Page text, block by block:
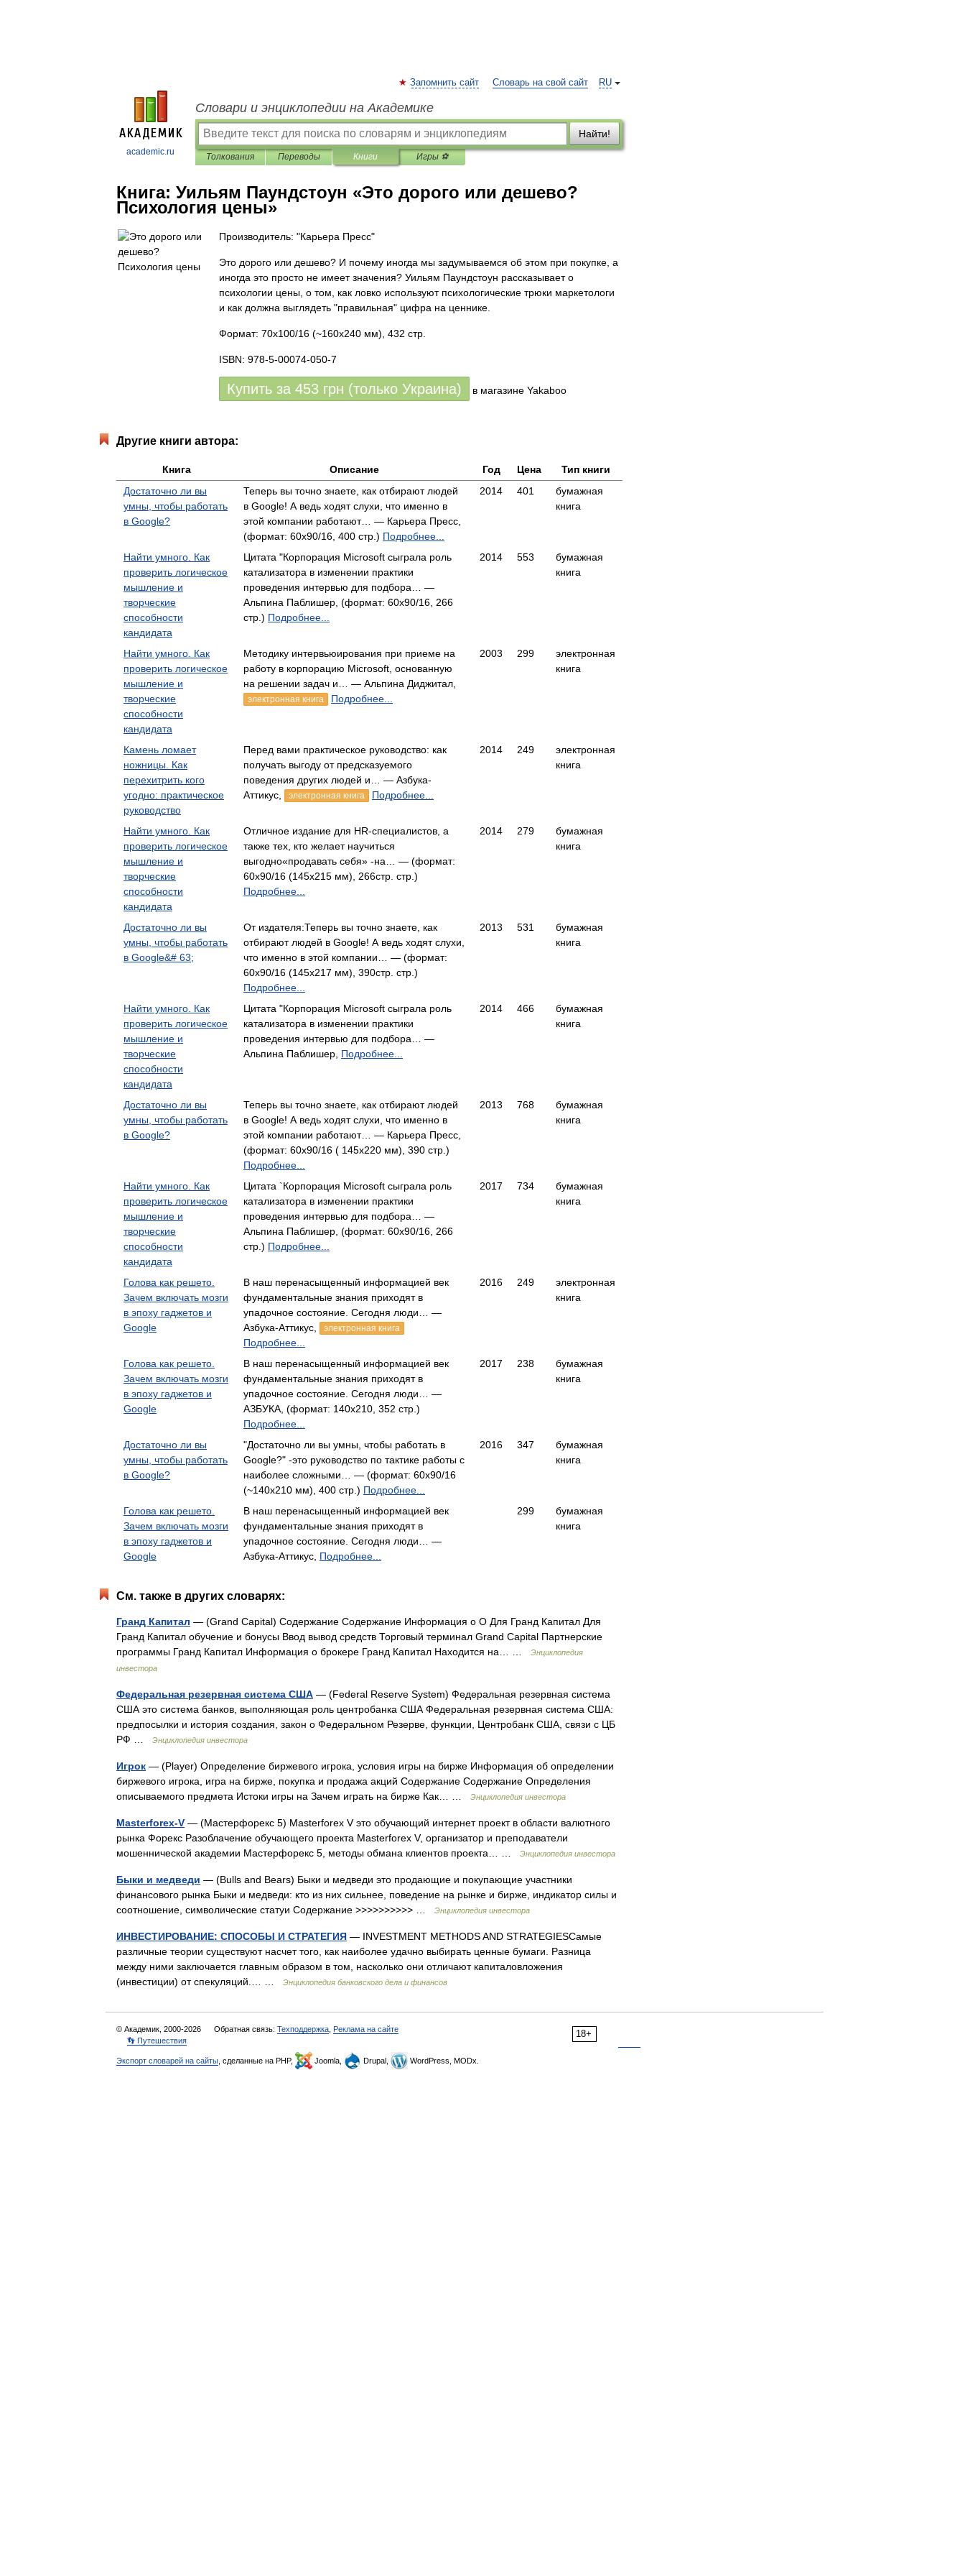
academic.ru
RU
Запомнить сайт Словарь на свой сайт
Словари и энциклопедии на Академике
Найти!
Толкования Переводы Книги Игры ⚽
Книга: Уильям Паундстоун «Это дорого или дешево?
Психология цены»
Производитель: "Карьера Пресс"
Это дорого или дешево? И почему иногда мы задумываемся об этом при покупке, а
иногда это просто не имеет значения? Уильям Паундстоун рассказывает о
психологии цены, о том, как ловко используют психологические трюки маркетологи
и как должна выглядеть "правильная" цифра на ценнике.
Формат: 70х100/16 (~160х240 мм), 432 стр.
ISBN: 978-5-00074-050-7
Купить за 453 грн (только Украина) в магазине Yakaboo
Другие книги автора:
Книга Описание Год Цена
Тип книги
Достаточно ли вы
умны, чтобы работать
в Google?
Теперь вы точно знаете, как отбирают людей
в Google! А ведь ходят слухи, что именно в
этой компании работают… — Карьера Пресс,
(формат: 60x90/16, 400 стр.) Подробнее...
2014 401
бумажная
книга
Найти умного. Как
проверить логическое
мышление и
творческие
способности
кандидата
Цитата "Корпорация Microsoft сыграла роль
катализатора в изменении практики
проведения интервью для подбора… —
Альпина Паблишер, (формат: 60x90/16, 266
стр.) Подробнее...
2014 553
бумажная
книга
Найти умного. Как
проверить логическое
мышление и
творческие
способности
кандидата
Методику интервьюирования при приеме на
работу в корпорацию Microsoft, основанную
на решении задач и… — Альпина Диджитал,
электронная книга Подробнее...
2003 299
электронная
книга
Камень ломает
ножницы. Как
перехитрить кого
угодно: практическое
руководство
Перед вами практическое руководство: как
получать выгоду от предсказуемого
поведения других людей и… — Азбука-
Аттикус,
электронная книга Подробнее...
2014 249
электронная
книга
Найти умного. Как
проверить логическое
мышление и
творческие
способности
кандидата
Отличное издание для HR-специалистов, а
также тех, кто желает научиться
выгодно«продавать себя» -на… — (формат:
60x90/16 (145х215 мм), 266стр. стр.)
Подробнее...
2014 279
бумажная
книга
Достаточно ли вы
умны, чтобы работать
в Google&# 63;
От издателя:Теперь вы точно знаете, как
отбирают людей в Google! А ведь ходят слухи,
что именно в этой компании… — (формат:
60x90/16 (145х217 мм), 390стр. стр.)
Подробнее...
2013 531
бумажная
книга
Найти умного. Как
проверить логическое
мышление и
творческие
способности
кандидата
Цитата "Корпорация Microsoft сыграла роль
катализатора в изменении практики
проведения интервью для подбора… —
Альпина Паблишер, Подробнее...
2014 466
бумажная
книга
Достаточно ли вы
умны, чтобы работать
в Google?
Теперь вы точно знаете, как отбирают людей
в Google! А ведь ходят слухи, что именно в
этой компании работают… — Карьера Пресс,
(формат: 60x90/16 ( 145х220 мм), 390 стр.)
Подробнее...
2013 768
бумажная
книга
Найти умного. Как
проверить логическое
мышление и
творческие
способности
кандидата
Цитата `Корпорация Microsoft сыграла роль
катализатора в изменении практики
проведения интервью для подбора… —
Альпина Паблишер, (формат: 60x90/16, 266
стр.) Подробнее...
2017 734
бумажная
книга
Голова как решето.
Зачем включать мозги
в эпоху гаджетов и
Google
В наш перенасыщенный информацией век
фундаментальные знания приходят в
упадочное состояние. Сегодня люди… —
Азбука-Аттикус,
электронная книга
Подробнее...
2016 249
электронная
книга
Голова как решето.
Зачем включать мозги
в эпоху гаджетов и
Google
В наш перенасыщенный информацией век
фундаментальные знания приходят в
упадочное состояние. Сегодня люди… —
АЗБУКА, (формат: 140x210, 352 стр.)
Подробнее...
2017 238
бумажная
книга
Достаточно ли вы
умны, чтобы работать
в Google?
"Достаточно ли вы умны, чтобы работать в
Google?" -это руководство по тактике работы с
наиболее сложными… — (формат: 60х90/16
(~140х210 мм), 400 стр.) Подробнее...
2016 347
бумажная
книга
Голова как решето.
Зачем включать мозги
в эпоху гаджетов и
Google
В наш перенасыщенный информацией век
фундаментальные знания приходят в
упадочное состояние. Сегодня люди… —
Азбука-Аттикус, Подробнее...
299
бумажная
книга
См. также в других словарях:
Гранд Капитал — (Grand Capital) Содержание Содержание Информация о О Для Гранд Капитал Для
Гранд Капитал обучение и бонусы Ввод вывод средств Торговый терминал Grand Capital Партнерские
программы Гранд Капитал Информация о брокере Гранд Капитал Находится на… …
Энциклопедия
инвестора
Федеральная резервная система США — (Federal Reserve System) Федеральная резервная система
США это система банков, выполняющая роль центробанка США Федеральная резервная система США:
предпосылки и история создания, закон о Федеральном Резерве, функции, Центробанк США, связи с ЦБ
РФ …
Энциклопедия инвестора
Игрок — (Player) Определение биржевого игрока, условия игры на бирже Информация об определении
биржевого игрока, игра на бирже, покупка и продажа акций Содержание Содержание Определения
описываемого предмета Истоки игры на Зачем играть на бирже Как… …
Энциклопедия инвестора
Masterforex-V — (Мастерфорекс 5) Masterforex V это обучающий интернет проект в области валютного
рынка Форекс Разоблачение обучающего проекта Masterforex V, организатор и преподаватели
мошеннической академии Мастерфорекс 5, методы обмана клиентов проекта… …
Энциклопедия инвестора
Быки и медведи — (Bulls and Bears) Быки и медведи это продающие и покупающие участники
финансового рынка Быки и медведи: кто из них сильнее, поведение на рынке и бирже, индикатор силы и
соотношение, символические статуи Содержание >>>>>>>>>> …
Энциклопедия инвестора
ИНВЕСТИРОВАНИЕ: СПОСОБЫ И СТРАТЕГИЯ — INVESTMENT METHODS AND STRATEGIESСамые
различные теории существуют насчет того, как наиболее удачно выбирать ценные бумаги. Разница
между ними заключается главным образом в том, насколько они отличают капиталовложения
(инвестиции) от спекуляций.… …
Энциклопедия банковского дела и финансов
18+
© Академик, 2000-2026 Обратная связь: Техподдержка Реклама на сайте
👣 Путешествия
Экспорт словарей на сайты , сделанные на PHP, Joomla, Drupal, WordPress, MODx.